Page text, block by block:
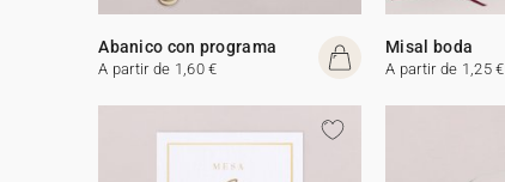
Abanico con programa
A partir de 1,60 €
Misal boda
A partir de 1,25 €